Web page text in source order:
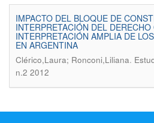
IMPACTO DEL BLOQUE DE
INTERPRETACIÓN DEL
INTERPRETACIÓN AMPLIA DE
EN ARGENTINA
Clérico,Laura; Ronconi,Liliana.
n.2 2012